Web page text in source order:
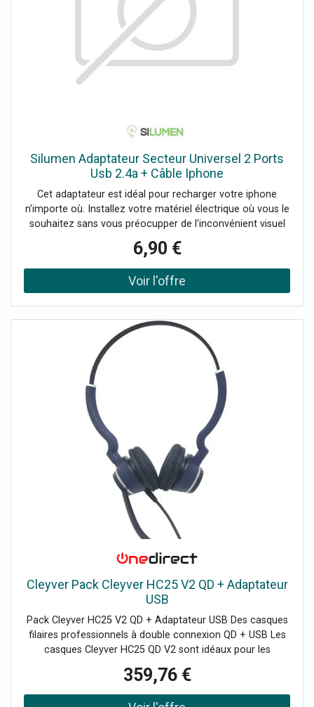
Silumen Adaptateur Secteur Universel 2 Ports
Usb 2.4a + Câble Iphone
Cet adaptateur est idéal pour recharger votre iphone
n'importe où. Installez votre matériel électrique où vous le
souhaitez sans vous préocupper de l'inconvénient visuel
qu'il pourrait représenter puisqu'il arbore un teint Blanc
particulièrement discrét. Profitez d'un produit intégrant un
câble Iphone vous permettant de raccorder à votre guise
les fameux produits de la gamme Apple. Branchez en
CE. Pour un éclairage de qualité et durable, équipez vous
Silumen et venez jeter un oeil à la gamme Matériel
électrique de notre site internet.
6,90 €
Cleyver Pack Cleyver HC25 V2 QD + Adaptateur
USB
Pack Cleyver HC25 V2 QD + Adaptateur USB Des casques
filaires professionnels à double connexion QD + USB Les
casques Cleyver HC25 QD V2 sont idéaux pour les
un casque téléphonique : ils sont extrêmement
confortables et légers. Leur serre-tête permet un port du
359,76 €